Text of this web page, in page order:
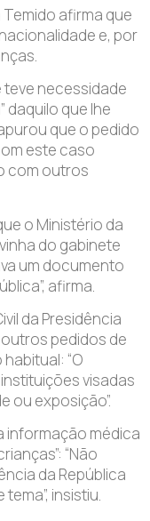
afirma que
nacionalidade e, por
necessidade
daquilo que lhe
que o pedido
este caso
com outros
o Ministério da
do gabinete
um documento
afirma.
da Presidência
pedidos de
“O
visadas
ou exposição”.
informação médica
“Não
da República
insistiu.